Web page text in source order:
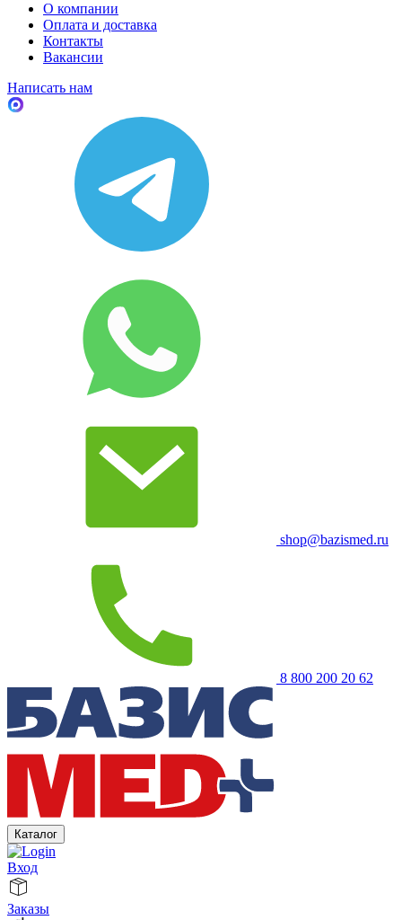
О компании
Оплата и доставка
Контакты
Вакансии
Написать нам
shop@bazismed.ru
8 800 200 20 62
Каталог
Вход
Заказы